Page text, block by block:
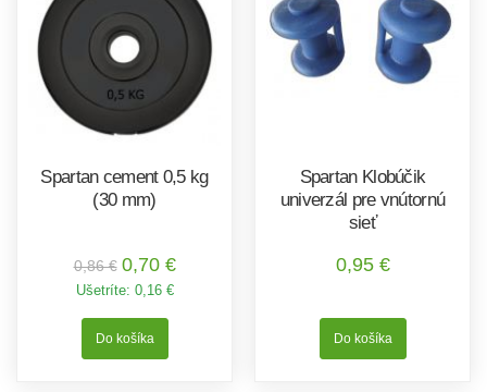
Spartan cement 0,5 kg
(30 mm)
0,86 € 0,70 €
Ušetríte: 0,16 €
Spartan Klobúčik
univerzál pre vnútornú
sieť
0,95 €